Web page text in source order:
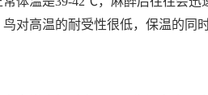
对高温的耐受性很低，保温的同